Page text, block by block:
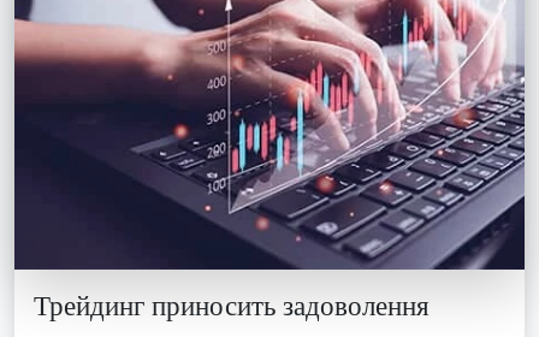
Трейдинг приносить задоволення